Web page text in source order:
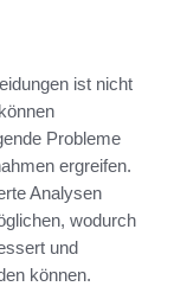
ist nicht
Probleme
ergreifen.
Analysen
wodurch
und
können.